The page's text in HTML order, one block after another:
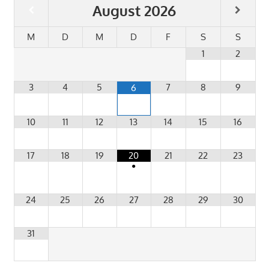
August 2026
M D M D F S
S
1
2
3 4 5 6 7 8 9
10 11 12 13 14 15 16
17 18 19
20
•
21 22 23
24 25 26 27 28 29 30
31